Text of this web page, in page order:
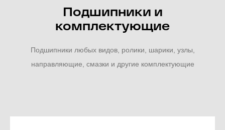
Подшипники и
комплектующие
Подшипники любых видов, ролики, шарики, узлы,
направляющие, смазки и другие комплектующие